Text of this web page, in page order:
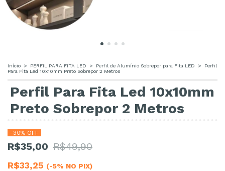
Início > PERFIL PARA FITA LED > Perfil de Alumínio Sobrepor para Fita LED >
Perfil
Para Fita Led 10x10mm Preto Sobrepor 2 Metros
Perfil Para Fita Led 10x10mm
Preto Sobrepor 2 Metros
-30% OFF
R$35,00 R$49,90
R$33,25 (-5% NO PIX)